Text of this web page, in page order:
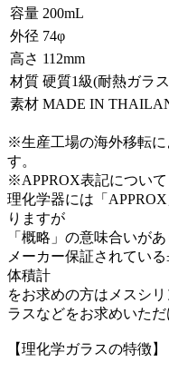
容量 200mL
外径 74φ
高さ 112mm
材質 硬質1級(耐熱ガラ
素材 MADE IN
※生産工場の海外移転に
す。
※APPROX表記について
理化学器には「
りますが
「概略」の意味合いが
メーカー保証されてい
体積計
をお求めの方はメスシ
ラスなどをお求めいただ
【理化学ガラスの特徴】